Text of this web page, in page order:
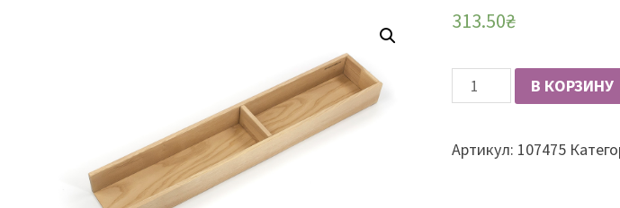
313.50₴
Количество
Лоток-
Ergobox
В КОРЗИНУ
Артикул: 107475